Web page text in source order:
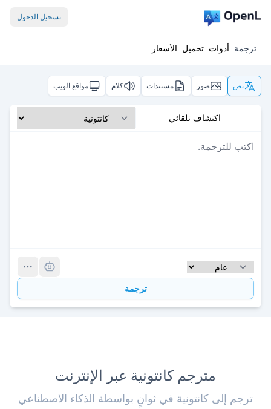
تسجيل الدخول
ترجمة أدوات تحميل الأسعار
نص صور مستندات كلام مواقع الويب
اكتشاف تلقائي
ترجمة
مترجم كانتونية عبر الإنترنت
ترجم إلى كانتونية في ثوانٍ بواسطة الذكاء الاصطناعي